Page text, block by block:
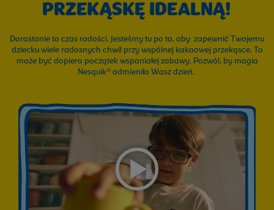
PRZEKĄSKĘ IDEALNĄ!
Dorastanie to czas radości. Jesteśmy tu po to, aby zapewnić Twojemu
dziecku wiele radosnych chwil przy wspólnej kakaowej przekąsce. To
może być dopiero początek wspaniałej zabawy. Pozwól, by magia
Nesquik® odmieniła Wasz dzień.